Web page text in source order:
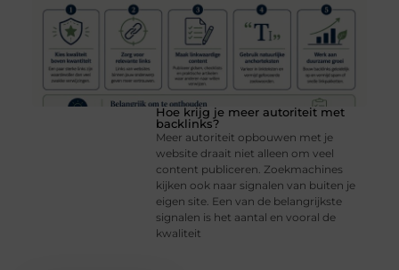
Hoe krijg je meer autoriteit met
backlinks?
Meer autoriteit opbouwen met je
website draait niet alleen om veel
content publiceren. Zoekmachines
kijken ook naar signalen van buiten je
eigen site. Een van de belangrijkste
signalen is het aantal en vooral de
kwaliteit